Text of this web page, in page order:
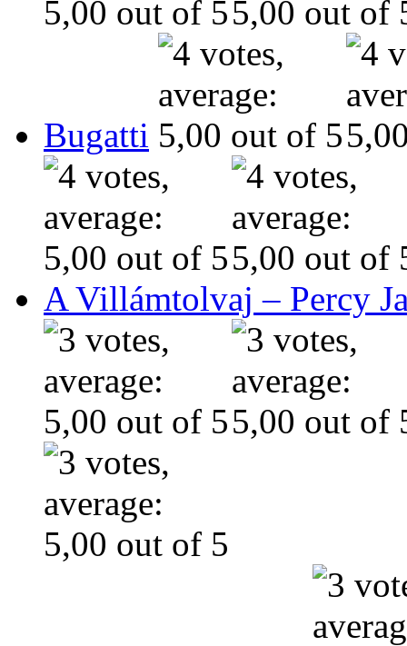
Bugatti
A Villámtolvaj – Percy